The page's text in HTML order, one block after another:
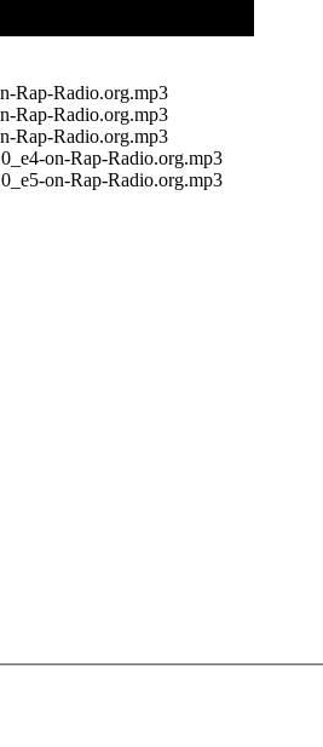
Rap-Radio.org.mp3
Rap-Radio.org.mp3
Rap-Radio.org.mp3
on-Rap-Radio.org.mp3
on-Rap-Radio.org.mp3